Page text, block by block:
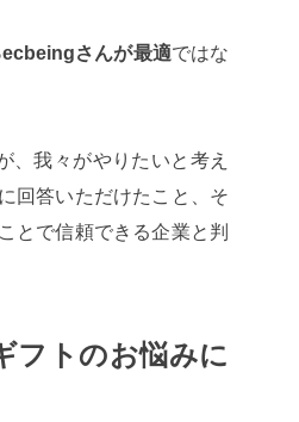
さんが最適ではな
、我々がやりたいと考え
回答いただけたこと、そ
とで信頼できる企業と判
フトのお悩みに